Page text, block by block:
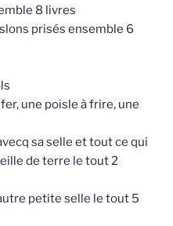
8 livres
prisés ensemble 6
une poisle à frire, une
sa selle et tout ce qui
de terre le tout 2
petite selle le tout 5